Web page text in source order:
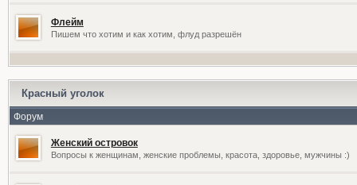
Флейм
Пишем что хотим и как хотим, флуд разрешён
Красный уголок
Форум
Женский островок
Вопросы к женщинам, женские проблемы, красота, здоровье, мужчины :)